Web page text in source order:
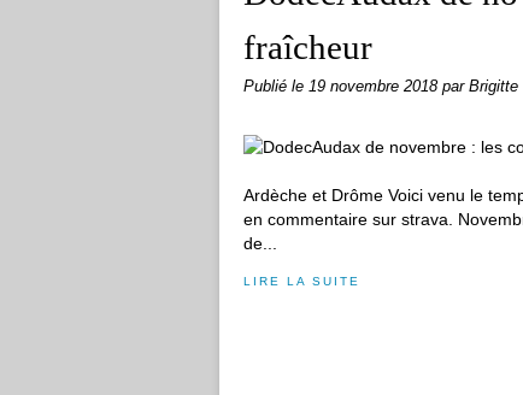
fraîcheur
Publié le 19 novembre 2018 par Brigitte
Ardèche et Drôme Voici venu le
en commentaire sur strava.
de...
LIRE LA SUITE